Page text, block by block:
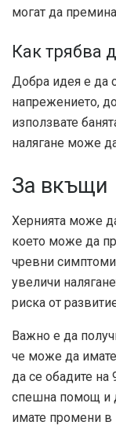
могат да
Как трябва
Добра идея е да
напрежението,
използвате
налягане може
За вкъщи
Хернията може
което може да
чревни
увеличи
риска от
Важно е да
че може да
да се обадите на
спешна помощ и
имате промени в